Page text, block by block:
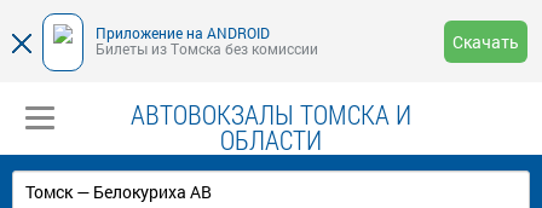
Приложение на ANDROID
Билеты из Томска без комиссии
Скачать
АВТОВОКЗАЛЫ ТОМСКА И
ОБЛАСТИ